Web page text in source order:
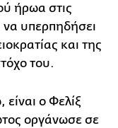
ήρωα στις
να υπερπηδήσει
και της
του.
ο Φελίξ
οργάνωσε σε